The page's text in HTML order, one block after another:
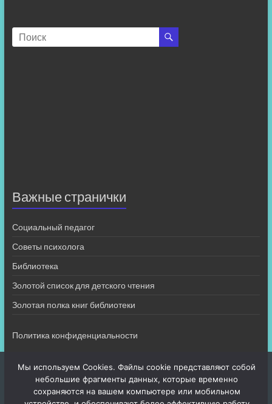
Важные странички
Социальный педагог
Советы психолога
Библиотека
Золотой список для детского чтения
Золотая полка книг библиотеки
Политика конфиденциальности
Мы используем Cookies. Файлы cookie представляют собой
небольшие фрагменты данных, которые временно
сохраняются на вашем компьютере или мобильном